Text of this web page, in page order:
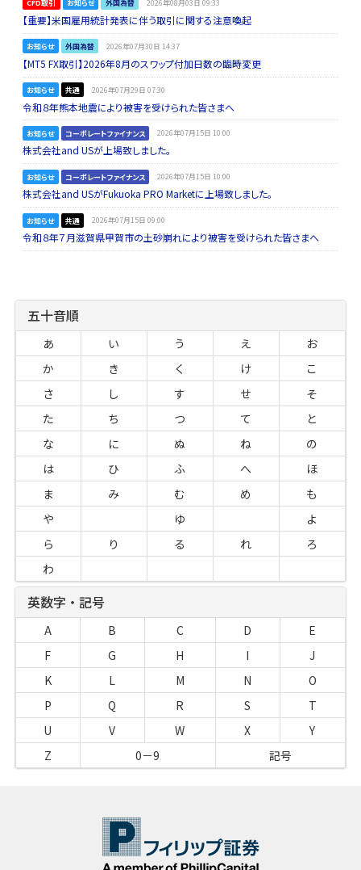
CFD取引 お知らせ 外国為替 2026年08月03日 09:33
【重要】米国雇用統計発表に伴う取引に関する注意喚起
お知らせ 外国為替 2026年07月30日 14:37
【MT5 FX取引】2026年8月のスワップ付加日数の臨時変更
お知らせ 共通 2026年07月29日 07:30
令和８年熊本地震により被害を受けられた皆さまへ
お知らせ コーポレートファイナンス 2026年07月15日 10:00
株式会社and USが上場致しました。
お知らせ コーポレートファイナンス 2026年07月15日 10:00
株式会社and USがFukuoka PRO Marketに上場致しました。
お知らせ 共通 2026年07月15日 09:00
令和８年７月滋賀県甲賀市の土砂崩れにより被害を受けられた皆さまへ
五十音順
あ い う え
お
か
き く け
こ
さ
し す せ
そ
た
ち つ て
と
な
に ぬ ね
の
は
ひ ふ へ
ほ
ま
み む め
も
や
ゆ
よ
ら
り る れ
ろ
わ
英数字・記号
A B C D
E
F
G H I
J
K
L M N
O
P
Q R S
T
U
V W X
Y
Z
0－9 記号